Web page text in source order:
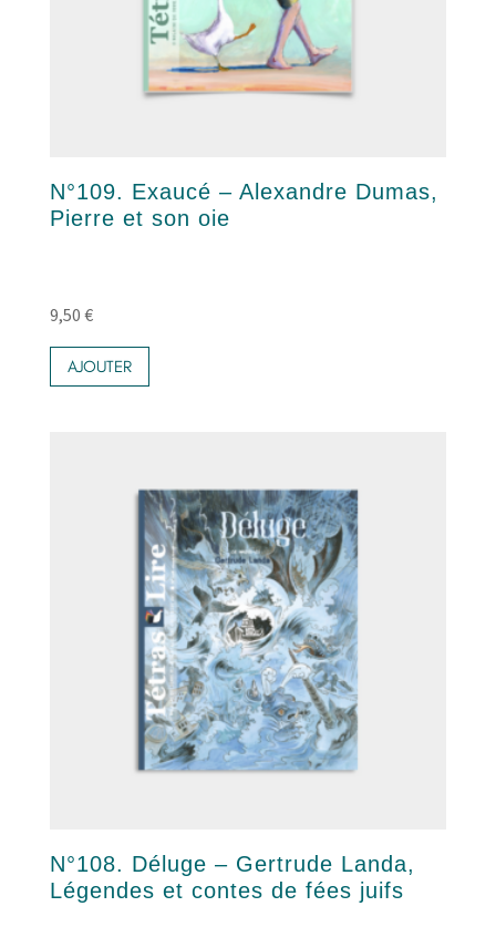
N°109. Exaucé – Alexandre Dumas,
Pierre et son oie
9,50 €
AJOUTER
N°108. Déluge – Gertrude Landa,
Légendes et contes de fées juifs